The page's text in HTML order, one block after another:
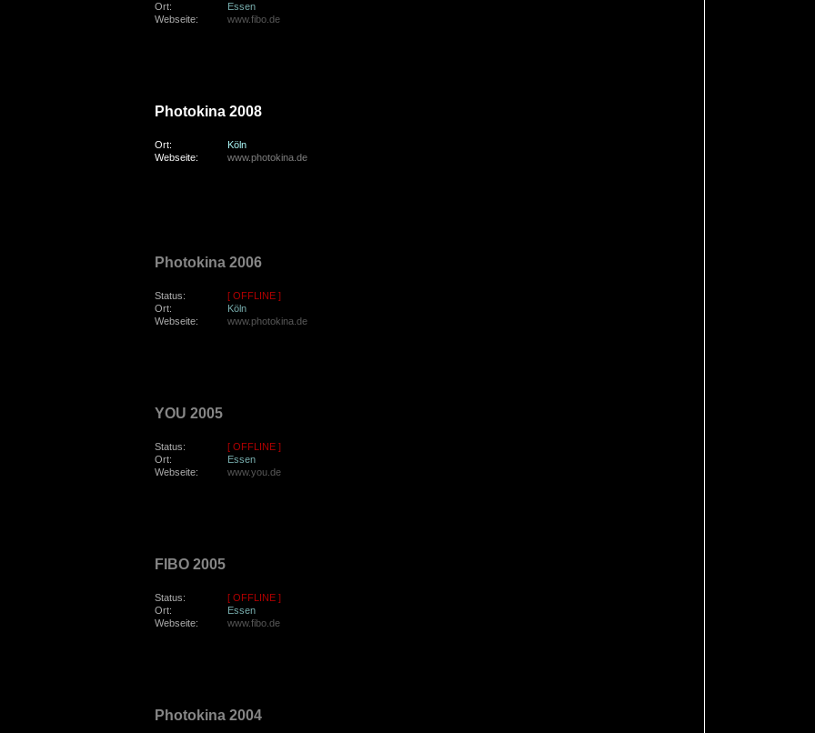
Ort:
Essen
Webseite:
www.fibo.de
Photokina 2008
Ort:
Köln
Webseite:
www.photokina.de
Photokina 2006
Status:
[ OFFLINE ]
Ort:
Köln
Webseite:
www.photokina.de
YOU 2005
Status:
[ OFFLINE ]
Ort:
Essen
Webseite:
www.you.de
FIBO 2005
Status:
[ OFFLINE ]
Ort:
Essen
Webseite:
www.fibo.de
Photokina 2004